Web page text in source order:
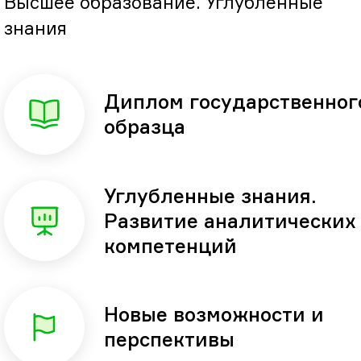
знания
Диплом
образца
Углубленные знания.
Развитие аналитических
компетенций
Новые возможности и
перспективы